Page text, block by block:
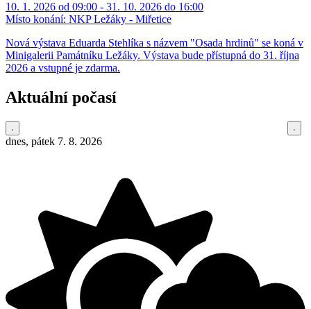
10. 1. 2026 od 09:00 - 31. 10. 2026 do 16:00
Místo konání: NKP Ležáky - Miřetice
Nová výstava Eduarda Stehlíka s názvem "Osada hrdinů" se koná v
Minigalerii Památníku Ležáky. Výstava bude přístupná do 31. října
2026 a vstupné je zdarma.
Aktuální počasí
dnes, pátek 7. 8. 2026